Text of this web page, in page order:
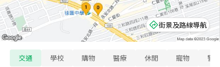
街景及路線導航
交通 學校 購物 醫療 休閒 寵物 警